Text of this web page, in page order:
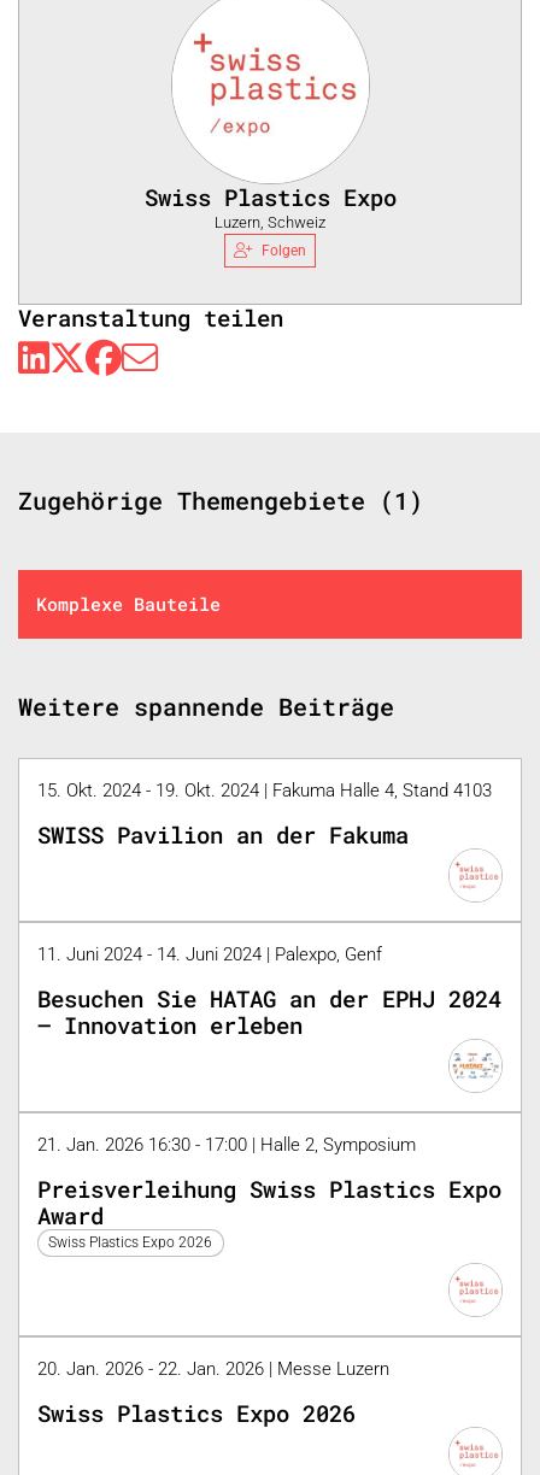
Swiss Plastics Expo
Luzern, Schweiz
Folgen
Veranstaltung teilen
Zugehörige Themengebiete (1)
Komplexe Bauteile
Weitere spannende Beiträge
15. Okt. 2024 - 19. Okt. 2024 | Fakuma Halle 4, Stand 4103
SWISS Pavilion an der Fakuma
11. Juni 2024 - 14. Juni 2024 | Palexpo, Genf
Besuchen Sie HATAG an der EPHJ 2024
– Innovation erleben
21. Jan. 2026 16:30 - 17:00 | Halle 2, Symposium
Preisverleihung Swiss Plastics Expo
Award
Swiss Plastics Expo 2026
20. Jan. 2026 - 22. Jan. 2026 | Messe Luzern
Swiss Plastics Expo 2026